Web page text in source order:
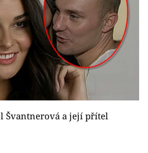
Švantnerová a její přítel